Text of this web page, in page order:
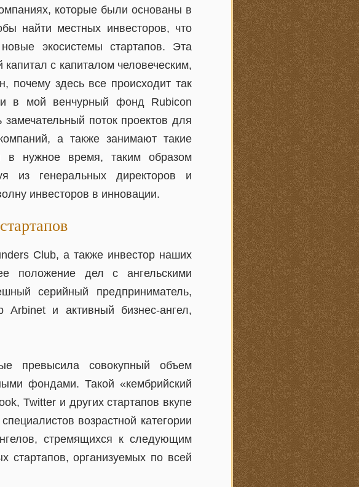
которые были основаны в
найти местных инвесторов, что
экосистемы стартапов. Эта
с капиталом человеческим,
почему здесь все происходит так
в мой венчурный фонд Rubicon
поток проектов для
а также занимают такие
в нужное время, таким образом
из генеральных директоров и
инвесторов в инновации.
стартапов
Club, а также инвестор наших
положение дел с ангельскими
серийный предприниматель,
Arbinet и активный бизнес-ангел,
превысила совокупный объем
фондами. Такой «кембрийский
Twitter и других стартапов вкупе
возрастной категории
стремящихся к следующим
организуемых по всей